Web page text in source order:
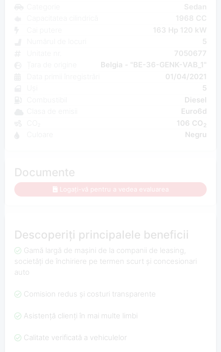
Sedan
1968 CC
163 Hp 120 kW
5
7050677
Belgia - "BE-36-GENK-VAB_1"
01/04/2021
5
Diesel
Euro6d
106 CO 2
Negru
Documente
Logați-vă pentru a vedea evaluarea
Descoperiți principalele beneficii
Gamă largă de mașini de la companii de leasing,
societăți de închiriere pe termen scurt și concesionari
auto
Comision redus și costuri transparente
Asistență clienți în mai multe limbi
Calitate verificată a vehiculelor